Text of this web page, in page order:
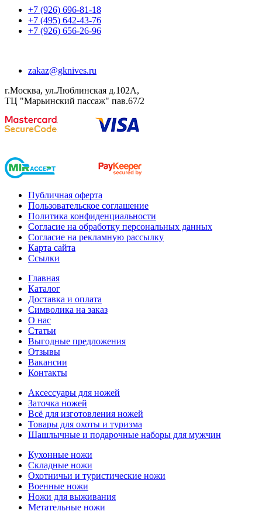
+7 (926) 696-81-18
+7 (495) 642-43-76
+7 (926) 656-26-96
zakaz@gknives.ru
г.Москва, ул.Люблинская д.102А,
ТЦ "Марьинский пассаж" пав.67/2
Публичная оферта
Пользовательское соглашение
Политика конфиденциальности
Согласие на обработку персональных данных
Согласие на рекламную рассылку
Карта сайта
Ссылки
Главная
Каталог
Доставка и оплата
Символика на заказ
О нас
Статьи
Выгодные предложения
Отзывы
Вакансии
Контакты
Аксессуары для ножей
Заточка ножей
Всё для изготовления ножей
Товары для охоты и туризма
Шашлычные и подарочные наборы для мужчин
Кухонные ножи
Складные ножи
Охотничьи и туристические ножи
Военные ножи
Ножи для выживания
Метательные ножи